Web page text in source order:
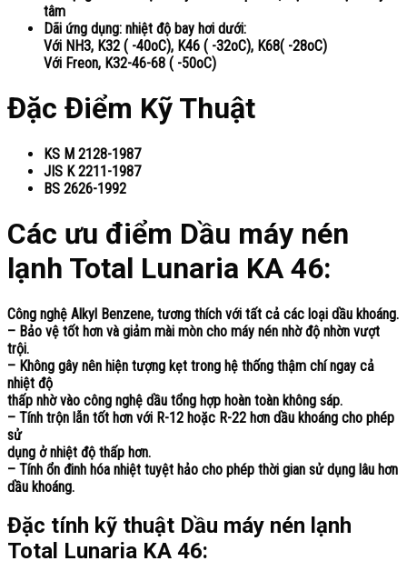
tâm
Dãi ứng dụng: nhiệt độ bay hơi dưới:
Với NH3, K32 ( -40oC), K46 ( -32oC), K68( -28oC)
Với Freon, K32-46-68 ( -50oC)
Đặc Điểm Kỹ Thuật
KS M 2128-1987
JIS K 2211-1987
BS 2626-1992
Các ưu điểm Dầu máy nén
lạnh Total Lunaria KA 46:
Công nghệ Alkyl Benzene, tương thích với tất cả các loại dầu khoáng.
– Bảo vệ tốt hơn và giảm mài mòn cho máy nén nhờ độ nhờn vượt
trội.
– Không gây nên hiện tượng kẹt trong hệ thống thậm chí ngay cả
nhiệt độ
thấp nhờ vào công nghệ dầu tổng hợp hoàn toàn không sáp.
– Tính trộn lẫn tốt hơn với R-12 hoặc R-22 hơn dầu khoáng cho phép
sử
dụng ở nhiệt độ thấp hơn.
– Tính ổn đinh hóa nhiệt tuyệt hảo cho phép thời gian sử dụng lâu hơn
dầu khoáng.
Đặc tính kỹ thuật Dầu máy nén lạnh
Total Lunaria KA 46: